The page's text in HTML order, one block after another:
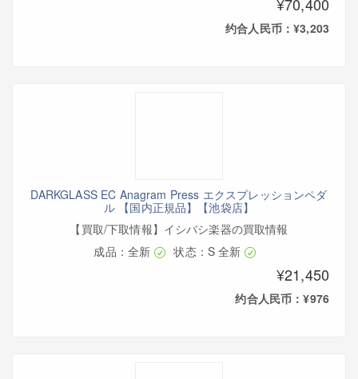
¥70,400
约合人民币：¥3,203
DARKGLASS EC Anagram Press エクスプレッションペダ
ル 【国内正規品】【池袋店】
【買取/下取情報】イシバシ楽器の買取情報
成品：全新
状态：S 全新
¥21,450
约合人民币：¥976